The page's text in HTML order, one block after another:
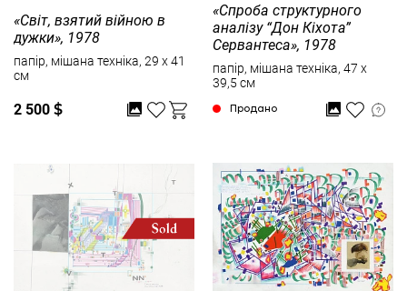
«Світ, взятий війною в
дужки», 1978
папір, мішана техніка, 29 x 41
см
2 500 $
«Спроба структурного
аналізу “Дон Кіхота”
Сервантеса», 1978
папір, мішана техніка, 47 x
39,5 см
Продано